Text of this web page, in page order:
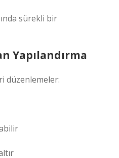
sürekli bir
Yapılandırma
düzenlemeler: